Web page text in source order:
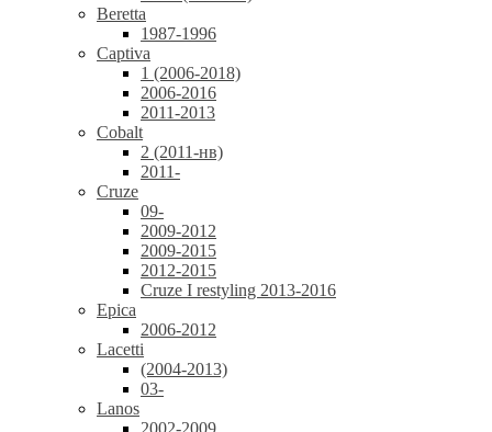
Beretta
1987-1996
Captiva
1 (2006-2018)
2006-2016
2011-2013
Cobalt
2 (2011-нв)
2011-
Cruze
09-
2009-2012
2009-2015
2012-2015
Cruze I restyling 2013-2016
Epica
2006-2012
Lacetti
(2004-2013)
03-
Lanos
2002-2009